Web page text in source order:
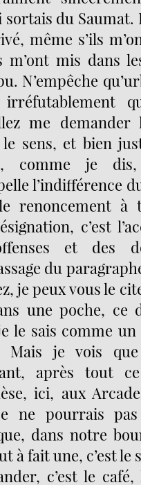
sortais du
même s’ils
m’ont mis dans
N’empêche
me
sens, et bien
comme je
l’indifférence
renoncement à
c’est
et des
du
je peux vous le
une poche, ce
le sais comme
Mais je vois
après tout
ici, aux
ne pourrais
dans notre
à fait une, c’est le
c’est le café,